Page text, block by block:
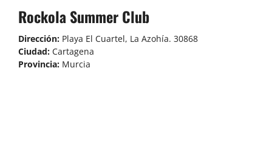
Rockola Summer Club
Dirección: Playa El Cuartel, La Azohía. 30868
Ciudad:Cartagena
Provincia:Murcia